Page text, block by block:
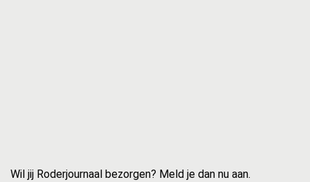
Wil jij Roderjournaal bezorgen? Meld je dan nu aan.